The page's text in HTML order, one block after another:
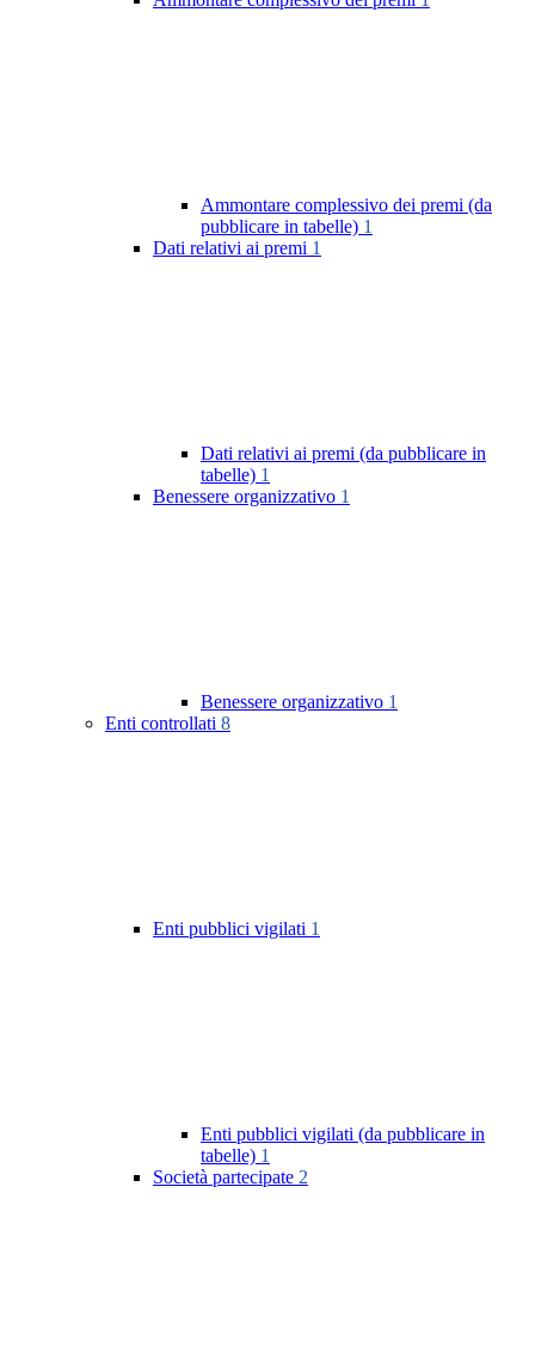
Ammontare complessivo dei premi (da
pubblicare in tabelle) 1
Dati relativi ai premi 1
Dati relativi ai premi (da pubblicare in
tabelle) 1
Benessere organizzativo 1
Benessere organizzativo 1
Enti controllati 8
Enti pubblici vigilati 1
Enti pubblici vigilati (da pubblicare in
tabelle) 1
Società partecipate 2